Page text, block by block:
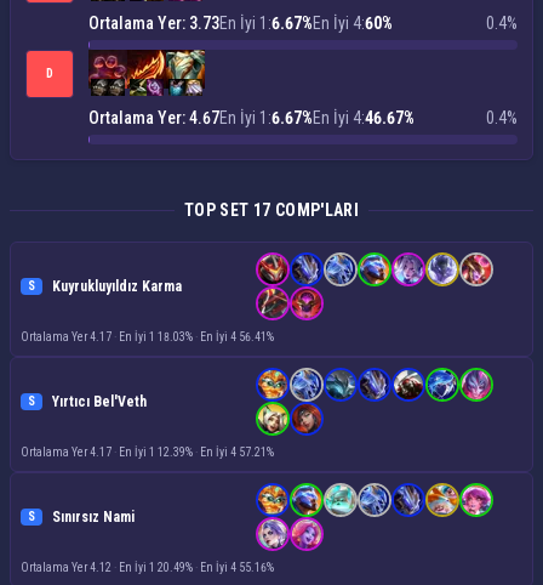
Ortalama Yer: 3.73En İyi 1:6.67%En İyi 4:60% 0.4%
D
Ortalama Yer: 4.67En İyi 1:6.67%En İyi 4:46.67% 0.4%
TOP SET 17 COMP'LARI
S Kuyrukluyıldız Karma
Ortalama Yer 4.17 · En İyi 1 18.03% · En İyi 4 56.41%
S Yırtıcı Bel'Veth
Ortalama Yer 4.17 · En İyi 1 12.39% · En İyi 4 57.21%
S Sınırsız Nami
Ortalama Yer 4.12 · En İyi 1 20.49% · En İyi 4 55.16%